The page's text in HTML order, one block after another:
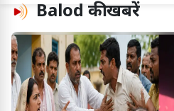
Balod की खबरें